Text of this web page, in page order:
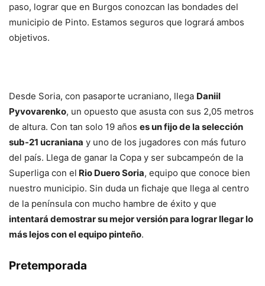
paso, lograr que en Burgos conozcan las bondades del
municipio de Pinto. Estamos seguros que logrará ambos
objetivos.
Desde Soria, con pasaporte ucraniano, llega Daniil
Pyvovarenko, un opuesto que asusta con sus 2,05 metros
de altura. Con tan solo 19 años es un fijo de la selección
sub-21 ucraniana y uno de los jugadores con más futuro
del país. Llega de ganar la Copa y ser subcampeón de la
Superliga con el Rio Duero Soria, equipo que conoce bien
nuestro municipio. Sin duda un fichaje que llega al centro
de la península con mucho hambre de éxito y que
intentará demostrar su mejor versión para lograr llegar lo
más lejos con el equipo pinteño.
Pretemporada